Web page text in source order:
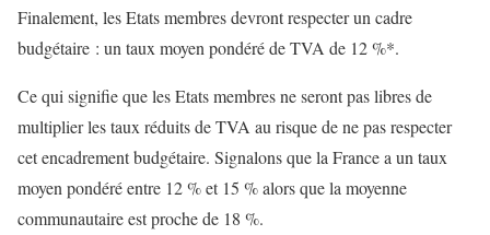
Finalement, les Etats membres devront respecter un cadre
budgétaire : un taux moyen pondéré de TVA de 12 %*.
Ce qui signifie que les Etats membres ne seront pas libres de
multiplier les taux réduits de TVA au risque de ne pas respecter
cet encadrement budgétaire. Signalons que la France a un taux
moyen pondéré entre 12 % et 15 % alors que la moyenne
communautaire est proche de 18 %.